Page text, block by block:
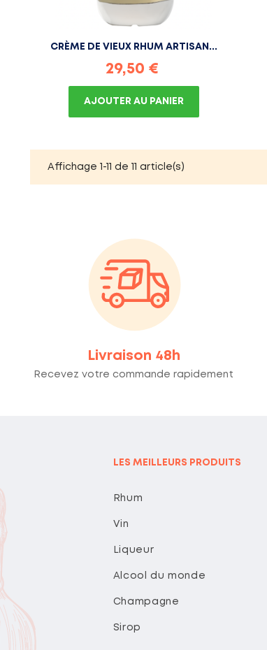
CRÈME DE VIEUX RHUM ARTISAN...
Prix
29,50 €
AJOUTER AU PANIER
Affichage 1-11 de 11 article(s)
Livraison 48h
Recevez votre commande rapidement
LES MEILLEURS PRODUITS
Rhum
Vin
Liqueur
Alcool du monde
Champagne
Sirop